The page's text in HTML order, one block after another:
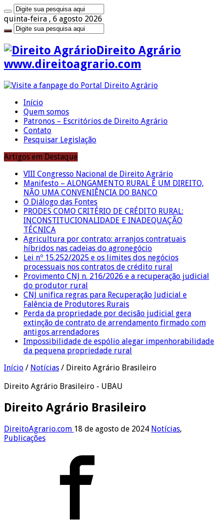
quinta-feira , 6 agosto 2026
Direito Agrário
www.direitoagrario.com
Início
Quem somos
Patronos – Escritórios de Direito Agrário
Contato
Pesquisar Legislação
Artigos em Destaque
VIII Congresso Nacional de Direito Agrário
Manifesto – ALONGAMENTO RURAL É UM DIREITO,
NÃO UMA CONVENIÊNCIA DO BANCO
O Diálogo das Fontes
PRODES COMO CRITÉRIO DE CRÉDITO RURAL:
INCONSTITUCIONALIDADE E INADEQUAÇÃO
TÉCNICA
Agricultura por contrato: arranjos contratuais
híbridos nas cadeias do agronegócio
Lei nº 15.252/2025 e os limites dos negócios
processuais nos contratos de crédito rural
Provimento CNJ n. 216/2026 e a recuperação judicial
do produtor rural
CNJ unifica regras para Recuperação Judicial e
Falência de Produtores Rurais
Perda da propriedade por decisão judicial gera
extinção de contrato de arrendamento firmado com
antigos arrendadores
Impossibilidade de espólio alegar impenhorabilidade
da pequena propriedade rural
Início / Notícias / Direito Agrário Brasileiro
Direito Agrário Brasileiro - UBAU
Direito Agrário Brasileiro
DireitoAgrario.com 18 de agosto de 2024 Notícias,
Publicações